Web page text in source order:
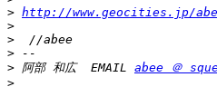
> http://www.geocities.jp/
>
>
>
> 阿部 和広  EMAIL abee ＠
>